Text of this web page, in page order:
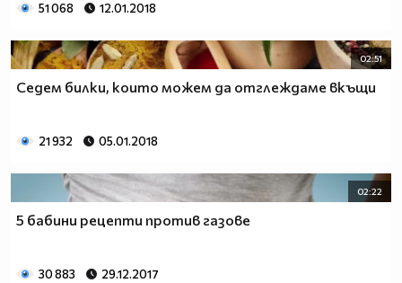
51 068 12.01.2018
02:51
Седем билки, които можем да отглеждаме вкъщи
21 932 05.01.2018
02:22
5 бабини рецепти против газове
30 883 29.12.2017